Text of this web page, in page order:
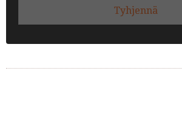
Tyhjennä